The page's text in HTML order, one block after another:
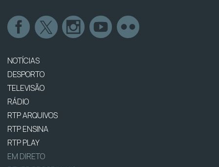
NOTÍCIAS
DESPORTO
TELEVISÃO
RÁDIO
RTP ARQUIVOS
RTP ENSINA
RTP PLAY
EM DIRETO